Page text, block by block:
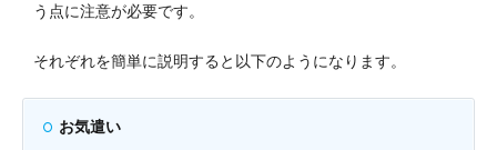
う点に注意が必要です。
それぞれを簡単に説明すると以下のようになります。
お気遣い